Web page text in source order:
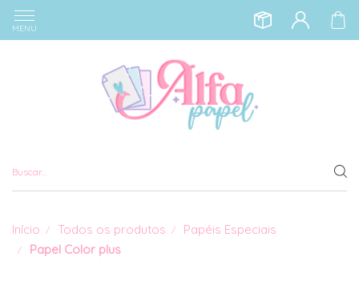
MENU
Início Todos os produtos
Papéis Especiais
Papel Color plus